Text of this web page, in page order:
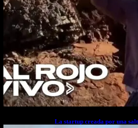
La startup creada por una